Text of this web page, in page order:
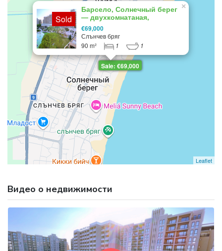
Sale: €69,000
Sold
Барсело, Солнечный берег
— двухкомнатаная,
обставленная квартира
€69,000
Слънчев бряг
90 m²
1 1
×
Leaflet
Видео о недвижимости